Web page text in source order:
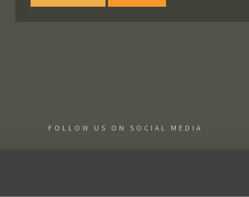
FOLLOW US ON SOCIAL MEDIA